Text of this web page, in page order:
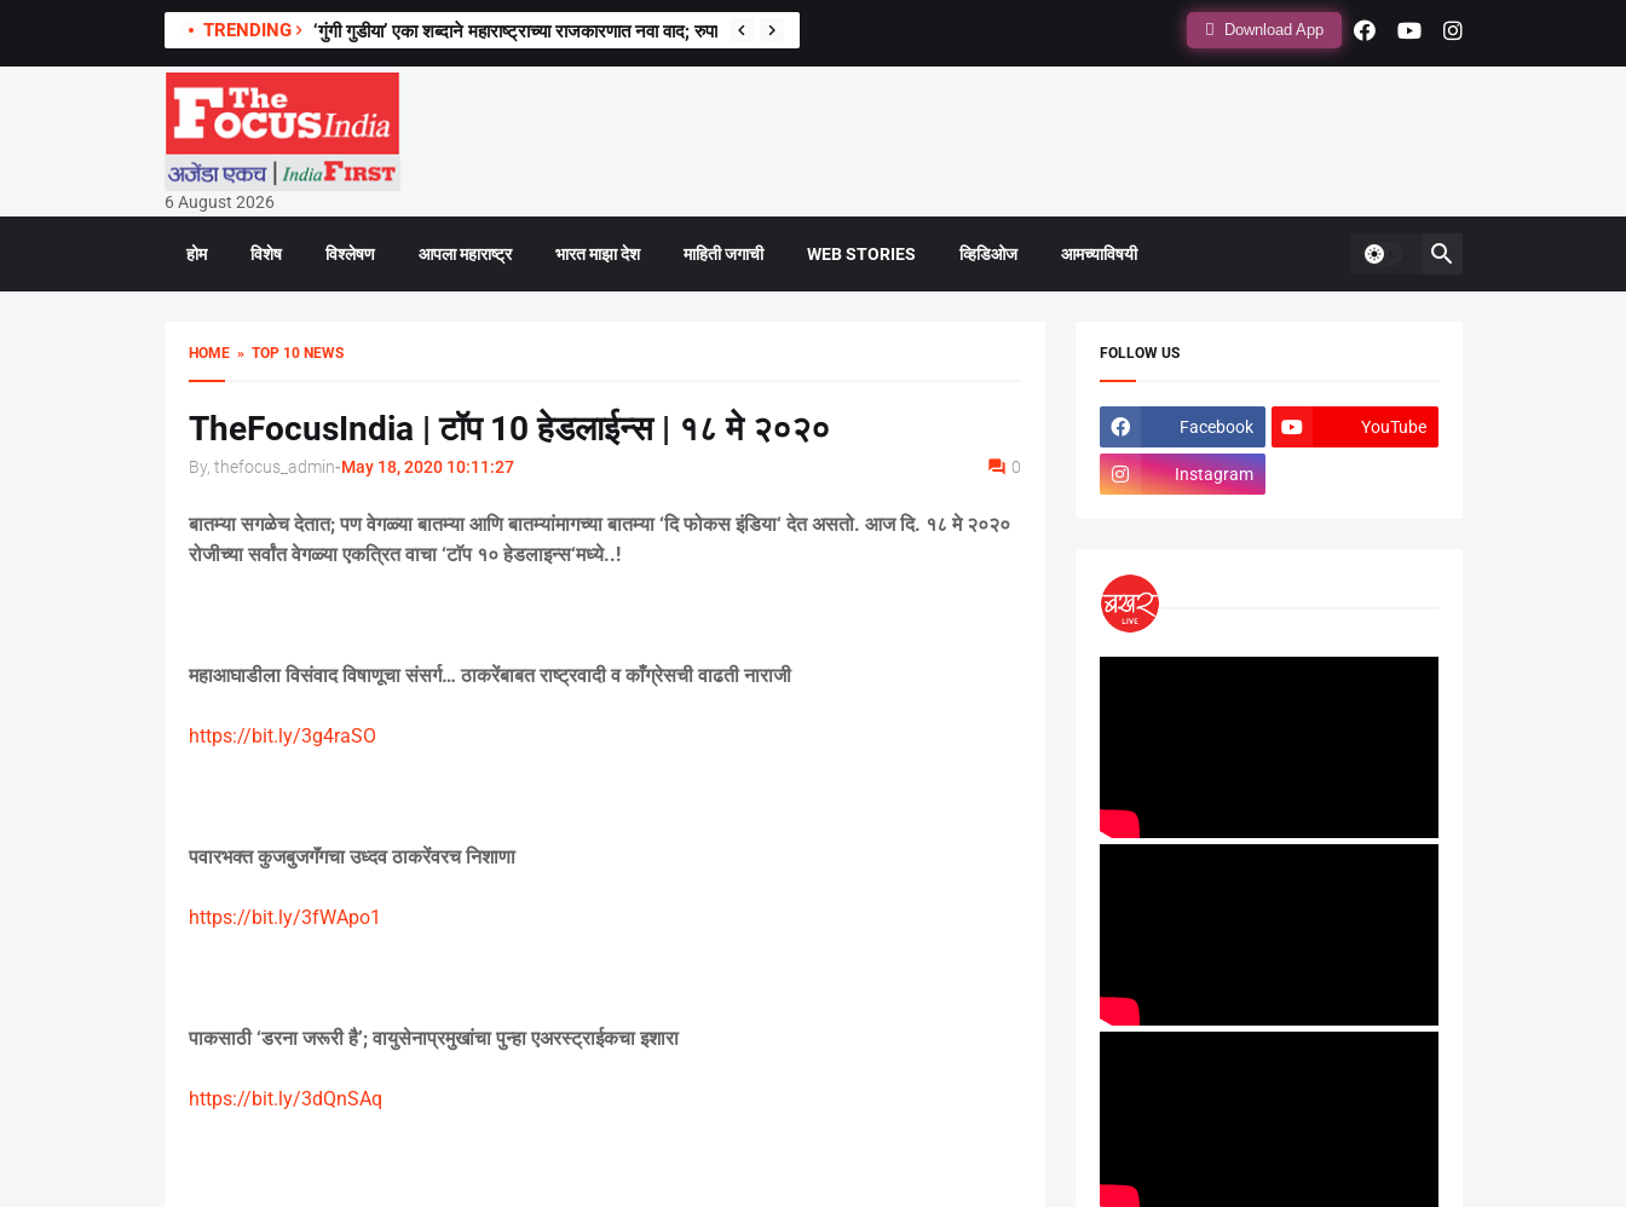
TRENDING ‘गुंगी गुडीया’ एका शब्दाने महाराष्ट्राच्या राजकारणात नवा वाद; रुपाली चाकणकर संतापल्या Download App
6 August 2026
होम विशेष विश्लेषण आपला महाराष्ट्र भारत माझा देश माहिती जगाची WEB STORIES व्हिडिओज आमच्याविषयी
HOME» TOP 10 NEWS
TheFocusIndia | टॉप 10 हेडलाईन्स | १८ मे २०२०
By, thefocus_admin-May 18, 2020 10:11:27 0
बातम्या सगळेच देतात;पण वेगळ्या बातम्या आणि बातम्यांमागच्या बातम्या‘दि फोकस इंडिया‘देत असतो. आज दि. १८ मे२०२०
रोजीच्या सर्वांत वेगळ्या एकत्रित वाचा‘टाॅप १० हेडलाइन्स‘मध्ये..!
महाआघाडीला विसंवाद विषाणूचा संसर्ग…ठाकरेंबाबत राष्ट्रवादी व काँग्रेसची वाढती नाराजी
https://bit.ly/3g4raSO
पवारभक्त कुजबुजगॅंगचा उध्दव ठाकरेंवरच निशाणा
https://bit.ly/3fWApo1
पाकसाठी‘डरना जरूरी है’;वायुसेनाप्रमुखांचा पुन्हा एअरस्ट्राईकचा इशारा
https://bit.ly/3dQnSAq
FOLLOW US
Facebook YouTube
Instagram